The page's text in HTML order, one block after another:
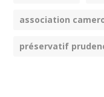
association
préservatif